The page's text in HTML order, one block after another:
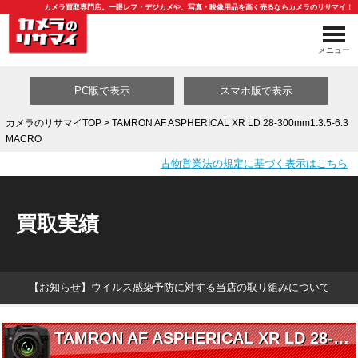
カメラ買取専門店。一眼レフ・デジカメや、写真・映像用品を高く売るならカメラのリサマイ！
メニュー
PC版で表示 スマホ版で表示
カメラのリサマイTOP> TAMRON AF ASPHERICAL XR LD 28-300mm1:3.5-6.3
MACRO
古物営業法の規定に基づく表示はこちら
買取実績
【お知らせ】ウイルス感染予防に対する当店の取り組みについて
TAMRON AF ASPHERICAL XR LD 28-300mm1:3.5-6.3 MACRO